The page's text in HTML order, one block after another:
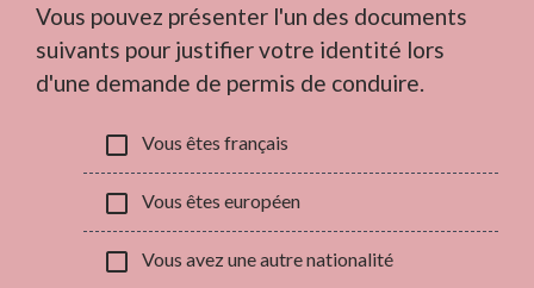
Vous pouvez présenter l'un des documents
suivants pour justifier votre identité lors
d'une demande de permis de conduire.
check_box_outline_blank Vous êtes français
check_box_outline_blank Vous êtes européen
check_box_outline_blank Vous avez une autre nationalité